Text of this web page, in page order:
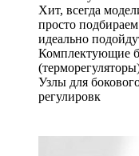
Хит, всегда
просто
идеально
Комплектующие
Узлы для
регулировк